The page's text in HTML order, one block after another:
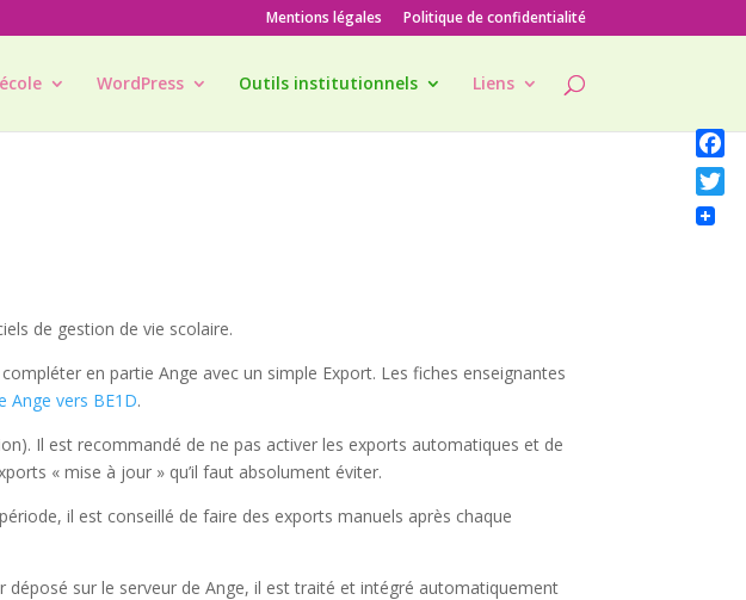
Mentions légales Politique de confidentialité
WordPress Outils institutionnels Liens
de gestion de vie scolaire.
en partie Ange avec un simple Export. Les fiches enseignantes
Ange vers BE1D.
Il est recommandé de ne pas activer les exports automatiques et de
« mise à jour » qu’il faut absolument éviter.
il est conseillé de faire des exports manuels après chaque
sur le serveur de Ange, il est traité et intégré automatiquement